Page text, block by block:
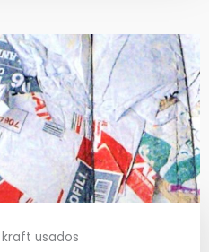
kraft usados